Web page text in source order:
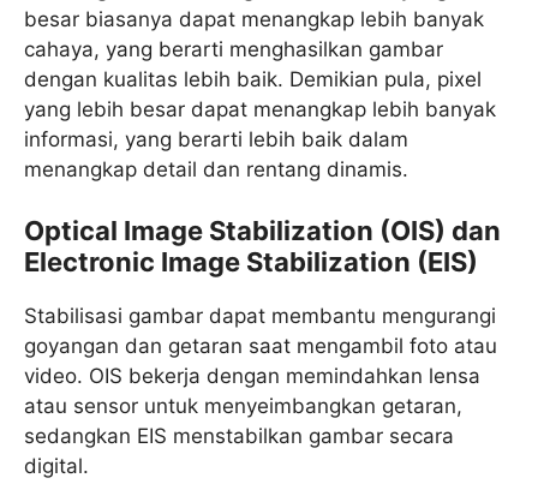
besar biasanya dapat menangkap lebih banyak
cahaya, yang berarti menghasilkan gambar
dengan kualitas lebih baik. Demikian pula, pixel
yang lebih besar dapat menangkap lebih banyak
informasi, yang berarti lebih baik dalam
menangkap detail dan rentang dinamis.
Optical Image Stabilization (OIS) dan
Electronic Image Stabilization (EIS)
Stabilisasi gambar dapat membantu mengurangi
goyangan dan getaran saat mengambil foto atau
video. OIS bekerja dengan memindahkan lensa
atau sensor untuk menyeimbangkan getaran,
sedangkan EIS menstabilkan gambar secara
digital.